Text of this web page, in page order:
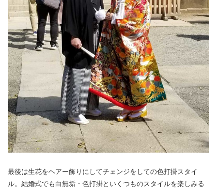
最後は生花をヘアー飾りにしてチェンジをしての色打掛スタイ
ル。結婚式でも白無垢・色打掛といくつものスタイルを楽しみる